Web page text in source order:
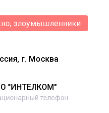
злоумышленники
г. Москва
"ИНТЕЛКОМ"
телефон